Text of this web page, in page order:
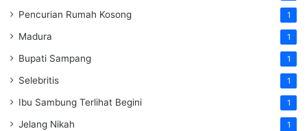
Pencurian Rumah Kosong 1
Madura 1
Bupati Sampang 1
Selebritis 1
Ibu Sambung Terlihat Begini 1
Jelang Nikah 1